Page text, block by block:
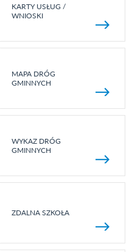
KARTY USŁUG /
WNIOSKI
MAPA DRÓG
GMINNYCH
WYKAZ DRÓG
GMINNYCH
ZDALNA SZKOŁA